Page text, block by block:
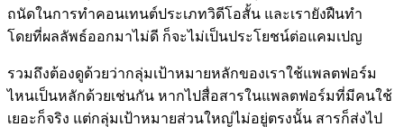
ถนัดในการทำคอนเทนต์ประเภทวิดีโอสั้น และเรายังฝืนทำ
โดยที่ผลลัพธ์ออกมาไม่ดี ก็จะไม่เป็นประโยชน์ต่อแคมเปญ
รวมถึงต้องดูด้วยว่ากลุ่มเป้าหมายหลักของเราใช้แพลตฟอร์ม
ไหนเป็นหลักด้วยเช่นกัน หากไปสื่อสารในแพลตฟอร์มที่มีคนใช้
เยอะก็จริง แต่กลุ่มเป้าหมายส่วนใหญ่ไม่อยู่ตรงนั้น สารก็ส่งไป